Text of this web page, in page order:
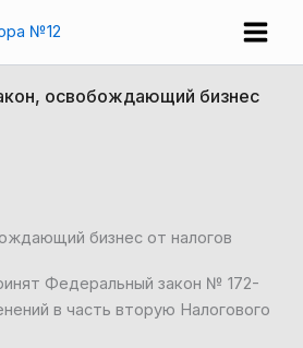
Main
освобождающий бизнес
бизнес от налогов
Федеральный закон № 172-
в часть вторую Налогового